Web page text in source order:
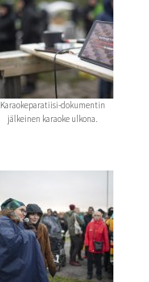
Karaokeparatiisi-dokumentin
jälkeinen karaoke ulkona.